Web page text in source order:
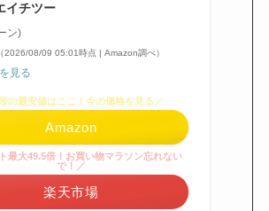
イチツー
ン)
（2026/08/09 05:01時点 | Amazon調べ）
見る
の最安値はここ！今の価格を見る／
Amazon
最大49.5倍！お買い物マラソン忘れない
で！／
楽天市場